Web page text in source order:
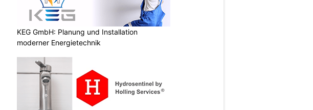
KEG GmbH: Planung und Installation
moderner Energietechnik